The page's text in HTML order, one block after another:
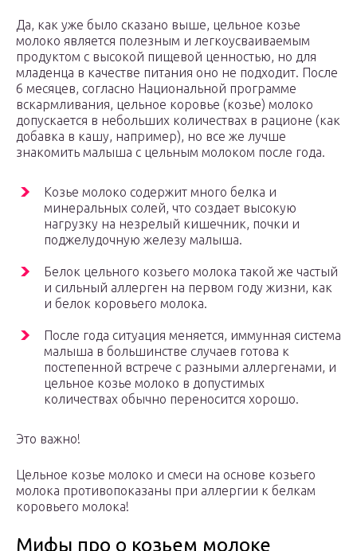
Да, как уже было сказано выше, цельное козье
молоко является полезным и легкоусваиваемым
продуктом с высокой пищевой ценностью, но для
младенца в качестве питания оно не подходит. После
6 месяцев, согласно Национальной программе
вскармливания, цельное коровье (козье) молоко
допускается в небольших количествах в рационе (как
добавка в кашу, например), но все же лучше
знакомить малыша с цельным молоком после года.
Козье молоко содержит много белка и
минеральных солей, что создает высокую
нагрузку на незрелый кишечник, почки и
поджелудочную железу малыша.
Белок цельного козьего молока такой же частый
и сильный аллерген на первом году жизни, как
и белок коровьего молока.
После года ситуация меняется, иммунная система
малыша в большинстве случаев готова к
постепенной встрече с разными аллергенами, и
цельное козье молоко в допустимых
количествах обычно переносится хорошо.
Это важно!
Цельное козье молоко и смеси на основе козьего
молока противопоказаны при аллергии к белкам
коровьего молока!
Мифы про о козьем молоке